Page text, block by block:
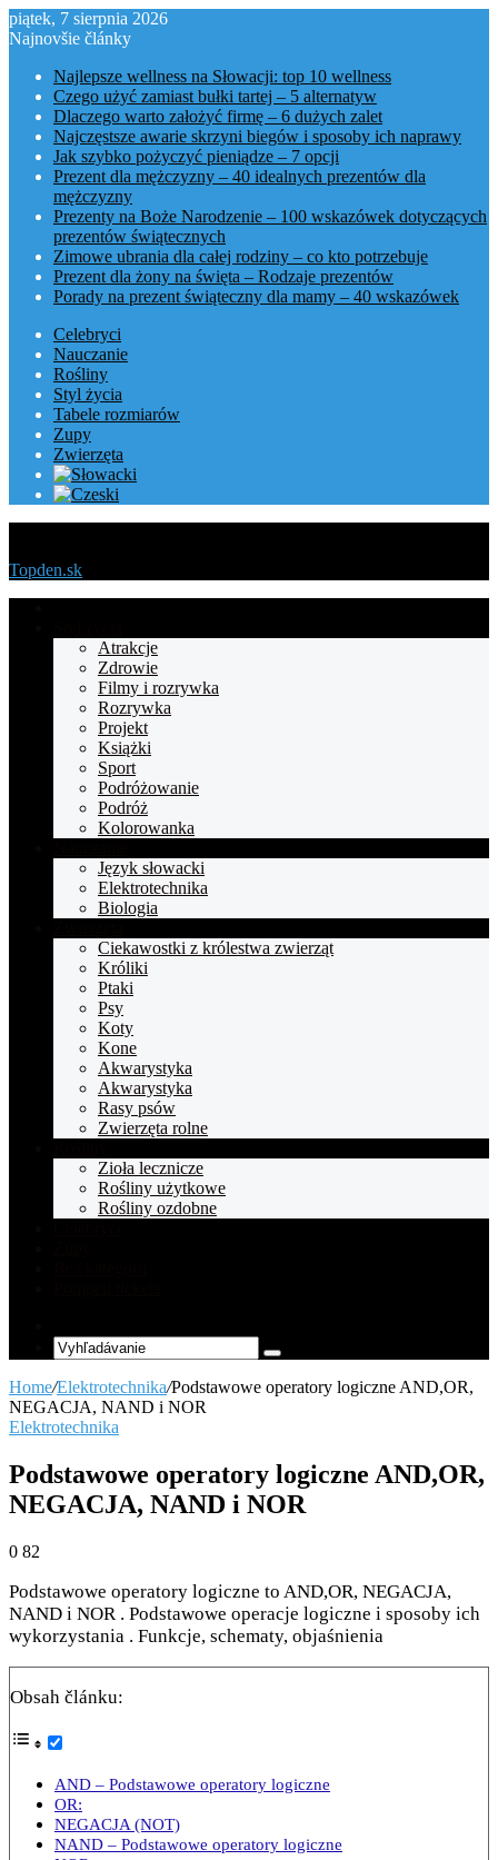
piątek, 7 sierpnia 2026
Najnovšie články
Najlepsze wellness na Słowacji: top 10 wellness
Czego użyć zamiast bułki tartej – 5 alternatyw
Dlaczego warto założyć firmę – 6 dużych zalet
Najczęstsze awarie skrzyni biegów i sposoby ich naprawy
Jak szybko pożyczyć pieniądze – 7 opcji
Prezent dla mężczyzny – 40 idealnych prezentów dla
mężczyzny
Prezenty na Boże Narodzenie – 100 wskazówek dotyczących
prezentów świątecznych
Zimowe ubrania dla całej rodziny – co kto potrzebuje
Prezent dla żony na święta – Rodzaje prezentów
Porady na prezent świąteczny dla mamy – 40 wskazówek
Celebryci
Nauczanie
Rośliny
Styl życia
Tabele rozmiarów
Zupy
Zwierzęta
Topden.sk
Atrakcje
Zdrowie
Filmy i rozrywka
Rozrywka
Projekt
Książki
Sport
Podróżowanie
Podróż
Kolorowanka
Język słowacki
Elektrotechnika
Biologia
Ciekawostki z królestwa zwierząt
Króliki
Ptaki
Psy
Koty
Kone
Akwarystyka
Akwarystyka
Rasy psów
Zwierzęta rolne
Zioła lecznicze
Rośliny użytkowe
Rośliny ozdobne
Article
Vyhľadávanie
Home/Elektrotechnika/Podstawowe operatory logiczne AND,OR,
NEGACJA, NAND i NOR
Elektrotechnika
Podstawowe operatory logiczne AND,OR,
NEGACJA, NAND i NOR
0 82
Podstawowe operatory logiczne to AND,OR, NEGACJA,
NAND i NOR . Podstawowe operacje logiczne i sposoby ich
wykorzystania . Funkcje, schematy, objaśnienia
Obsah článku:
AND – Podstawowe operatory logiczne
OR:
NEGACJA (NOT)
NAND – Podstawowe operatory logiczne